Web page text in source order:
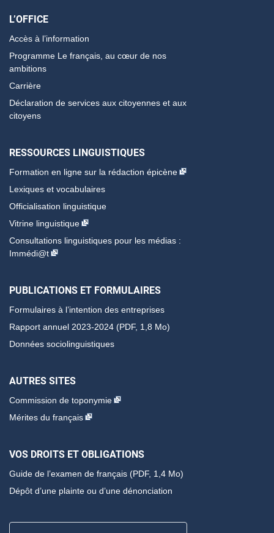
L’OFFICE
Accès à l’information
Programme Le français, au cœur de nos
ambitions
Carrière
Déclaration de services aux citoyennes et aux
citoyens
RESSOURCES LINGUISTIQUES
Formation en ligne sur la rédaction épicène
Lexiques et vocabulaires
Officialisation linguistique
Vitrine linguistique
Consultations linguistiques pour les médias :
Immédi@t
PUBLICATIONS ET FORMULAIRES
Formulaires à l’intention des entreprises
Rapport annuel 2023-2024 (PDF, 1,8 Mo)
Données sociolinguistiques
AUTRES SITES
Commission de toponymie
Mérites du français
VOS DROITS ET OBLIGATIONS
Guide de l’examen de français (PDF, 1,4 Mo)
Dépôt d’une plainte ou d’une dénonciation